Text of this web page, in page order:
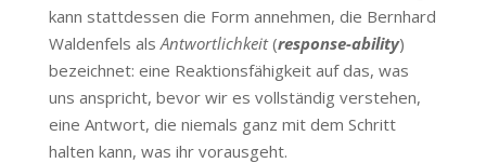
kann stattdessen die Form annehmen, die Bernhard
Waldenfels als Antwortlichkeit(response-ability)
bezeichnet: eine Reaktionsfähigkeit auf das, was
uns anspricht, bevor wir es vollständig verstehen,
eine Antwort, die niemals ganz mit dem Schritt
halten kann, was ihr vorausgeht.